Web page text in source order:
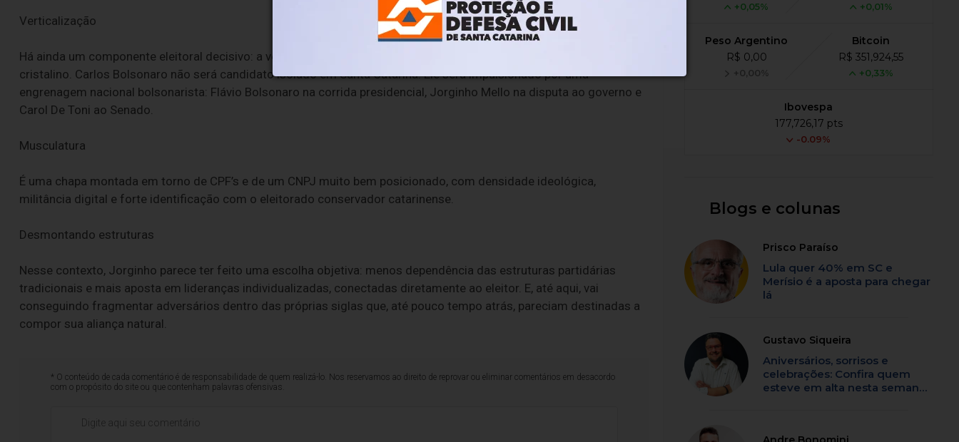
Verticalização
Há ainda um componente eleitoral decisivo: a verticalização da disputa. O ato político do último sábado deixou isso
cristalino. Carlos Bolsonaro não será candidato isolado em Santa Catarina. Ele será impulsionado por uma
engrenagem nacional bolsonarista: Flávio Bolsonaro na corrida presidencial, Jorginho Mello na disputa ao governo e
Carol De Toni ao Senado.
Musculatura
É uma chapa montada em torno de CPF’s e de um CNPJ muito bem posicionado, com densidade ideológica,
militância digital e forte identificação com o eleitorado conservador catarinense.
Desmontando estruturas
Nesse contexto, Jorginho parece ter feito uma escolha objetiva: menos dependência das estruturas partidárias
tradicionais e mais aposta em lideranças individualizadas, conectadas diretamente ao eleitor. E, até aqui, vai
conseguindo fragmentar adversários dentro das próprias siglas que, até pouco tempo atrás, pareciam destinadas a
compor sua aliança natural.
* O conteúdo de cada comentário é de responsabilidade de quem realizá-lo. Nos reservamos ao direito de reprovar ou eliminar comentários em desacordo
com o propósito do site ou que contenham palavras ofensivas.
+0,05% +0,01%
Peso Argentino
R$ 0,00
+0,00%
Bitcoin
R$ 351,924,55
+0,33%
Ibovespa
177,726,17 pts
-0.09%
Blogs e colunas
Prisco Paraíso
Lula quer 40% em SC e
Merísio é a aposta para chegar
lá
Gustavo Siqueira
Aniversários, sorrisos e
celebrações: Confira quem
esteve em alta nesta semana